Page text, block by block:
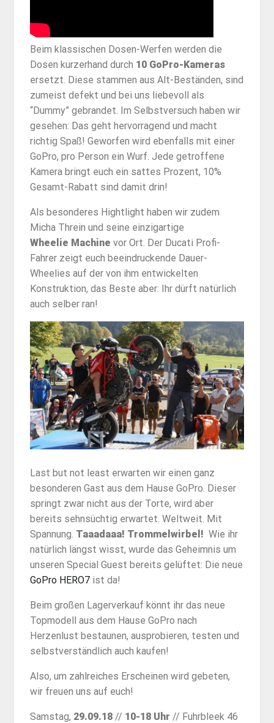
Beim klassischen Dosen-Werfen werden die
Dosen kurzerhand durch 10 GoPro-Kameras
ersetzt. Diese stammen aus Alt-Beständen, sind
zumeist defekt und bei uns liebevoll als
“Dummy” gebrandet. Im Selbstversuch haben wir
gesehen: Das geht hervorragend und macht
richtig Spaß! Geworfen wird ebenfalls mit einer
GoPro, pro Person ein Wurf. Jede getroffene
Kamera bringt euch ein sattes Prozent, 10%
Gesamt-Rabatt sind damit drin!
Als besonderes Hightlight haben wir zudem
Micha Threin und seine einzigartige
Wheelie Machine vor Ort. Der Ducati Profi-
Fahrer zeigt euch beeindruckende Dauer-
Wheelies auf der von ihm entwickelten
Konstruktion, das Beste aber: Ihr dürft natürlich
auch selber ran!
Last but not least erwarten wir einen ganz
besonderen Gast aus dem Hause GoPro. Dieser
springt zwar nicht aus der Torte, wird aber
bereits sehnsüchtig erwartet. Weltweit. Mit
Spannung. Taaadaaa! Trommelwirbel! Wie ihr
natürlich längst wisst, wurde das Geheimnis um
unseren Special Guest bereits gelüftet: Die neue
GoPro HERO7 ist da!
Beim großen Lagerverkauf könnt ihr das neue
Topmodell aus dem Hause GoPro nach
Herzenlust bestaunen, ausprobieren, testen und
selbstverständlich auch kaufen!
Also, um zahlreiches Erscheinen wird gebeten,
wir freuen uns auf euch!
Samstag, 29.09.18// 10-18 Uhr // Fuhrbleek 46